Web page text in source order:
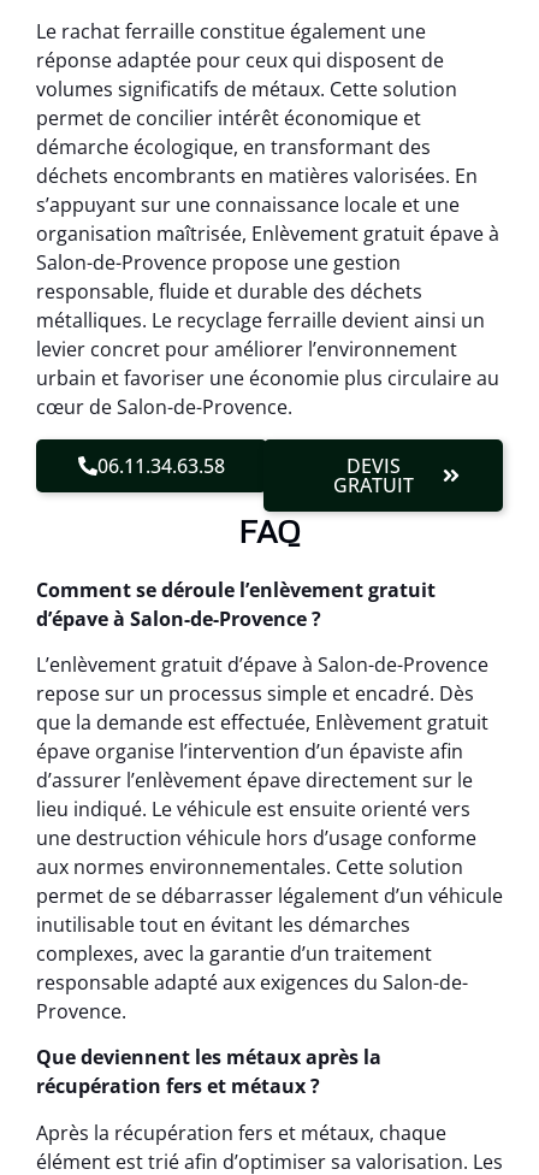
Le rachat ferraille constitue également une
réponse adaptée pour ceux qui disposent de
volumes significatifs de métaux. Cette solution
permet de concilier intérêt économique et
démarche écologique, en transformant des
déchets encombrants en matières valorisées. En
s’appuyant sur une connaissance locale et une
organisation maîtrisée, Enlèvement gratuit épave à
Salon-de-Provence propose une gestion
responsable, fluide et durable des déchets
métalliques. Le recyclage ferraille devient ainsi un
levier concret pour améliorer l’environnement
urbain et favoriser une économie plus circulaire au
cœur de Salon-de-Provence.
06.11.34.63.58 DEVIS
GRATUIT
FAQ
Comment se déroule l’enlèvement gratuit
d’épave à Salon-de-Provence ?
L’enlèvement gratuit d’épave à Salon-de-Provence
repose sur un processus simple et encadré. Dès
que la demande est effectuée, Enlèvement gratuit
épave organise l’intervention d’un épaviste afin
d’assurer l’enlèvement épave directement sur le
lieu indiqué. Le véhicule est ensuite orienté vers
une destruction véhicule hors d’usage conforme
aux normes environnementales. Cette solution
permet de se débarrasser légalement d’un véhicule
inutilisable tout en évitant les démarches
complexes, avec la garantie d’un traitement
responsable adapté aux exigences du Salon-de-
Provence.
Que deviennent les métaux après la
récupération fers et métaux ?
Après la récupération fers et métaux, chaque
élément est trié afin d’optimiser sa valorisation. Les